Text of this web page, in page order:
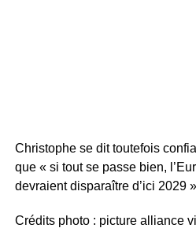
Christophe se dit toutefois
que « si tout se passe bien,
devraient disparaître d’ici 2029
Crédits photo : picture alliance